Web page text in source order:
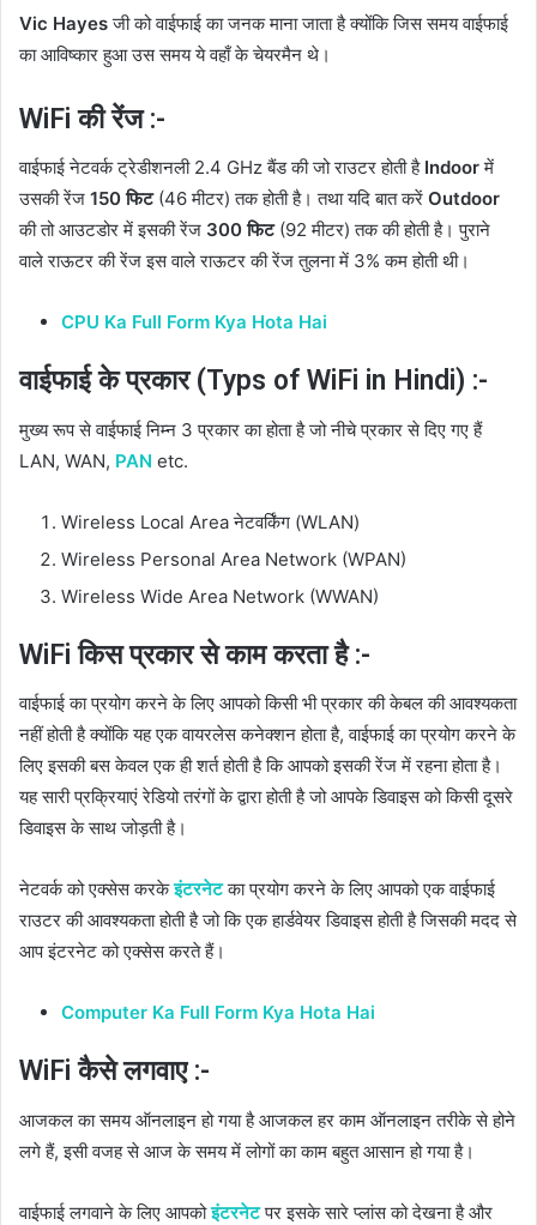
Vic Hayesजी को वाईफाई का जनक माना जाता है क्योंकि जिस समय वाईफाई
का आविष्कार हुआ उस समय ये वहाँ के चेयरमैन थे।
WiFi की रेंज :-
वाईफाई नेटवर्क ट्रेडीशनली 2.4 GHz बैंड की जो राउटर होती है Indoorमें
उसकी रेंज 150 फिट(46 मीटर) तक होती है। तथा यदि बात करें Outdoor
की तो आउटडोर में इसकी रेंज 300 फिट(92 मीटर) तक की होती है। पुराने
वाले राऊटर की रेंज इस वाले राऊटर की रेंज तुलना में 3% कम होती थी।
CPU Ka Full Form Kya Hota Hai
वाईफाई के प्रकार (Typs of WiFi in Hindi) :-
मुख्य रूप से वाईफाई निम्न 3 प्रकार का होता है जो नीचे प्रकार से दिए गए हैं
LAN, WAN, PAN etc.
Wireless Local Area नेटवर्किंग (WLAN)
Wireless Personal Area Network (WPAN)
Wireless Wide Area Network (WWAN)
WiFi किस प्रकार से काम करता है :-
वाईफाई का प्रयोग करने के लिए आपको किसी भी प्रकार की केबल की आवश्यकता
नहीं होती है क्योंकि यह एक वायरलेस कनेक्शन होता है, वाईफाई का प्रयोग करने के
लिए इसकी बस केवल एक ही शर्त होती है कि आपको इसकी रेंज में रहना होता है।
यह सारी प्रक्रियाएं रेडियो तरंगों के द्वारा होती है जो आपके डिवाइस को किसी दूसरे
डिवाइस के साथ जोड़ती है।
नेटवर्क को एक्सेस करकेइंटरनेटका प्रयोग करने के लिए आपको एक वाईफाई
राउटर की आवश्यकता होती है जो कि एक हार्डवेयर डिवाइस होती है जिसकी मदद से
आप इंटरनेट को एक्सेस करते हैं।
Computer Ka Full Form Kya Hota Hai
WiFi कैसे लगवाए :-
आजकल का समय ऑनलाइन हो गया है आजकल हर काम ऑनलाइन तरीके से होने
लगे हैं, इसी वजह से आज के समय में लोगों का काम बहुत आसान हो गया है।
वाईफाई लगवाने के लिए आपकोइंटरनेटपर इसके सारे प्लांस को देखना है और